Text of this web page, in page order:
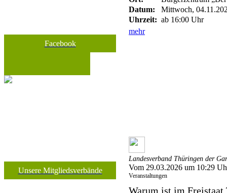
Facebook
Unsere Mitgliedsverbände
Datum:
Mittwoch,
Uhrzeit: ab 16:00 Uhr
mehr
Landesverband Thüringen der
Vom 29.03.2026 um 10:29
Veranstaltungen
Warum ist im